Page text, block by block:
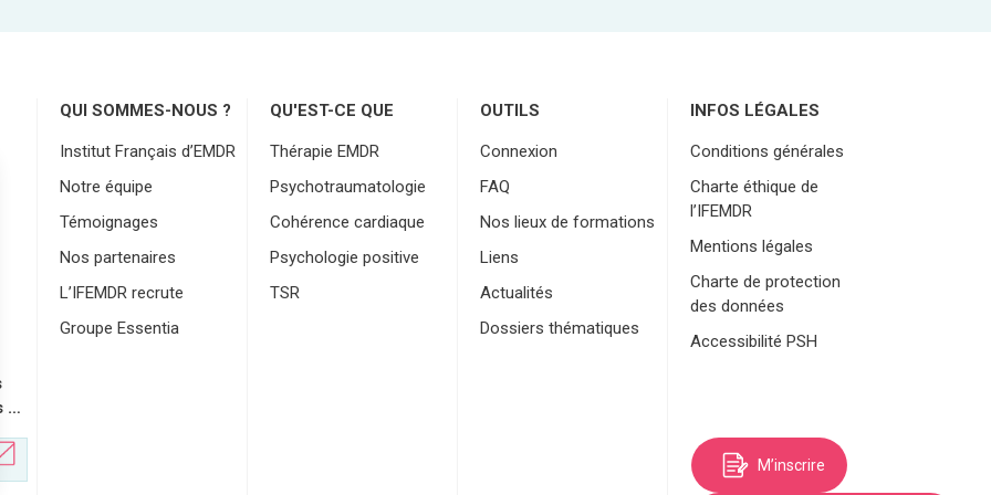
…
QUI SOMMES-NOUS ?
Institut Français d’EMDR
Notre équipe
Témoignages
Nos partenaires
L’IFEMDR recrute
Groupe Essentia
QU'EST-CE QUE
Thérapie EMDR
Psychotraumatologie
Cohérence cardiaque
Psychologie positive
TSR
OUTILS
Connexion
FAQ
Nos lieux de formations
Liens
Actualités
Dossiers thématiques
INFOS LÉGALES
Conditions générales
Charte éthique de
l’IFEMDR
Mentions légales
Charte de protection
des données
Accessibilité PSH
M’inscrire